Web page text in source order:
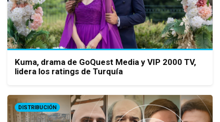
Kuma, drama de GoQuest Media y VIP 2000 TV,
lidera los ratings de Turquía
DISTRIBUCIÓN